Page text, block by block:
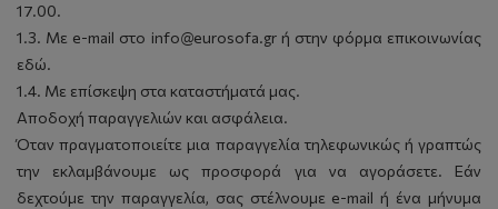
17.00.
1.3. Με e-mail στο info@eurosofa.gr ή στην φόρμα επικοινωνίας
εδώ.
1.4. Με επίσκεψη στα καταστήματά μας.
Αποδοχή παραγγελιών και ασφάλεια.
Όταν πραγματοποιείτε μια παραγγελία τηλεφωνικώς ή γραπτώς
την εκλαμβάνουμε ως προσφορά για να αγοράσετε. Εάν
δεχτούμε την παραγγελία, σας στέλνουμε e-mail ή ένα μήνυμα